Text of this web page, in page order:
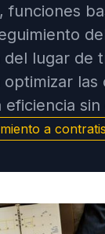
funciones
lugar de
las
a